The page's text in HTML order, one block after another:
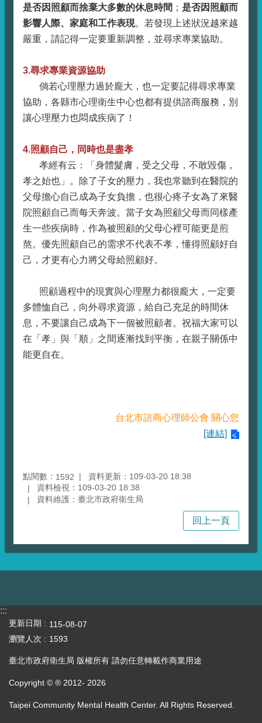
是否因照顧而捨棄大多數的休息時間 ； 是否因照顧而
影響人際、家庭和工作表現。若發現上述狀況越來越
嚴重，請記得一定要重新調整，並尋求專業協助。
3.尋求專業資源協助
倘若心理壓力過於龐大，也一定要記得尋求專業
協助，各縣市心理衛生中心也都有提供諮商服務，別
讓心理壓力也悶成疾病了！
4.照顧自己，同時也是盡孝
孝經有云：「身體髮膚，受之父母，不敢毀傷，
孝之始也」。除了子女的壓力，我也常聽到在醫院的
父母擔心自己成為子女負擔，也很心疼子女為了來醫
院照顧自己而每天奔波。當子女為照顧父母而同樣產
生一些疾病時，作為被照顧的父母心裡可能更是煎
熬。優先照顧自己的需求不代表不孝，懂得照顧好自
己，才更有心力將父母給照顧好。
照顧過程中的現實與心理壓力都很龐大，一定要
多體恤自己，向外尋求資源，給自己充足的時間休
息，不要讓自己成為下一個被照顧者。祝福大家可以
在「孝」與「順」之間逐漸找到平衡，在親子關係中
能更自在。
台北市諮商心理師公會 關心您
[連結]
點閱數： 1592
資料更新：109-03-20 18:38
資料檢視：109-03-20 18:38
資料維護：臺北市政府衛生局
回上一頁
:::
更新日期
115-08-07
瀏覽人次
1593
臺北市政府衛生局 版權所有 請勿任意轉載作商業用途
Copyright © ® 2012- 2026
Taipei Community Mental Health Center. All Rights Reserved.